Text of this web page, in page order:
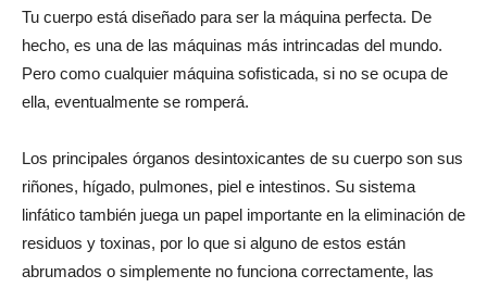
Tu cuerpo está diseñado para ser la máquina perfecta. De
hecho, es una de las máquinas más intrincadas del mundo.
Pero como cualquier máquina sofisticada, si no se ocupa de
ella, eventualmente se romperá.
Los principales órganos desintoxicantes de su cuerpo son sus
riñones, hígado, pulmones, piel e intestinos. Su sistema
linfático también juega un papel importante en la eliminación de
residuos y toxinas, por lo que si alguno de estos están
abrumados o simplemente no funciona correctamente, las